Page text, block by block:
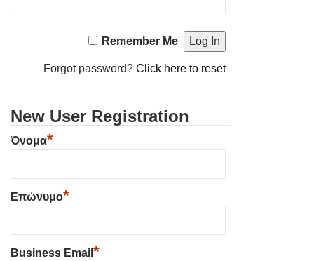
Remember Me
Forgot password?Click here to reset
New User Registration
Όνομα*
Επώνυμο*
Business Email *